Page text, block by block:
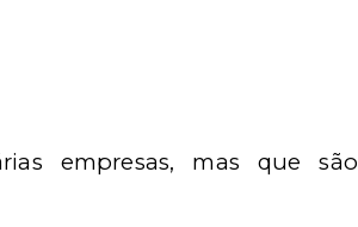
empresas, mas que são